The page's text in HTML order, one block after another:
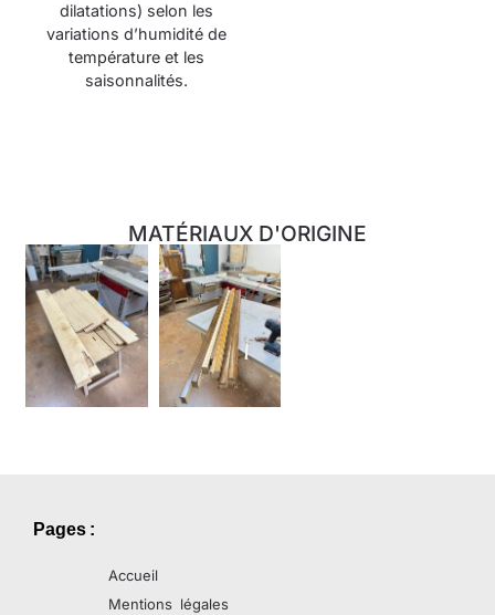
dilatations) selon les
variations d’humidité de
température et les
saisonnalités.
MATÉRIAUX D'ORIGINE
Pages :
Accueil
Mentions légales